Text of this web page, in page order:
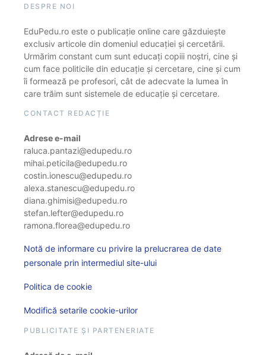
DESPRE NOI
EduPedu.ro este o publicație online care găzduiește
exclusiv articole din domeniul educației și cercetării.
Urmărim constant cum sunt educați copiii noștri, cine și
cum face politicile din educație și cercetare, cine și cum
îi formează pe profesori, cât de adecvate la lumea în
care trăim sunt sistemele de educație și cercetare.
CONTACT REDACȚIE
Adrese e-mail
raluca.pantazi@edupedu.ro
mihai.peticila@edupedu.ro
costin.ionescu@edupedu.ro
alexa.stanescu@edupedu.ro
diana.ghimisi@edupedu.ro
stefan.lefter@edupedu.ro
ramona.florea@edupedu.ro
Notă de informare cu privire la prelucrarea de date
personale prin intermediul site-ului
Politica de cookie
Modifică setarile cookie-urilor
PUBLICITATE ȘI PARTENERIATE